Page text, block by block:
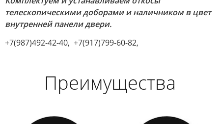
телескопическими доборами и наличником в цвет
внутренней панели двери.
+7(987)492-42-40, +7(917)799-60-82,
Преимущества